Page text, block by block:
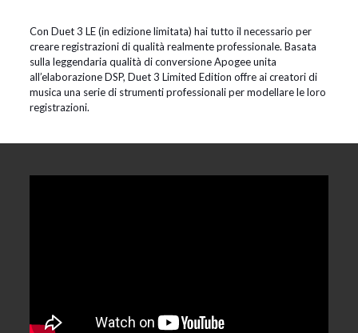
Con Duet 3 LE (in edizione limitata) hai tutto il necessario per
creare registrazioni di qualità realmente professionale. Basata
sulla leggendaria qualità di conversione Apogee unita
all’elaborazione DSP, Duet 3 Limited Edition offre ai creatori di
musica una serie di strumenti professionali per modellare le loro
registrazioni.